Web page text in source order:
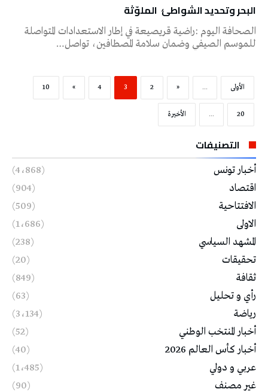
‬البحر‭ ‬وتحديد‭ ‬الشواطئ‭ ‬الملوّثة
‬للموسم‭ ‬الصيفي‭ ‬وضمان‭ ‬سلامة‭ ‬المصطافين،‭ ‬تواصل‭…
‫الأولى‬ ...
«
2
3
4
»
10
20
... ‫الأخيرة‬
التصنيفات
أخبار تونس
(4٬868)
اقتصاد
(904)
الافتتاحية
(509)
الاولى
(1٬686)
المشهد السياسي
(238)
تحقيقات
(20)
ثقافة
(849)
رأي و تحليل
(63)
رياضة
(3٬134)
أخبار المنتخب الوطني
(52)
أخبار كأس العالم 2026
(40)
عربي و دولي
(1٬485)
غير مصنف
(90)